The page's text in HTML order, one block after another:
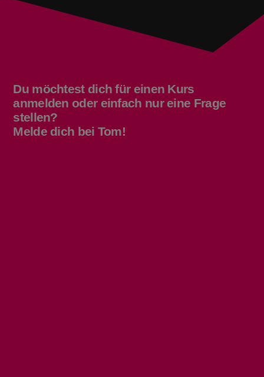
Du möchtest dich für einen Kurs
anmelden oder einfach nur eine Frage
stellen?
Melde dich bei Tom!